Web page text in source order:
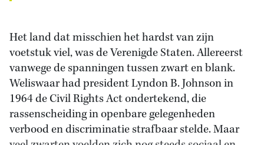
Het land dat misschien het hardst van zijn
voetstuk viel, was de Verenigde Staten. Allereerst
vanwege de spanningen tussen zwart en blank.
Weliswaar had president Lyndon B. Johnson in
1964 de Civil Rights Act ondertekend, die
rassenscheiding in openbare gelegenheden
verbood en discriminatie strafbaar stelde. Maar